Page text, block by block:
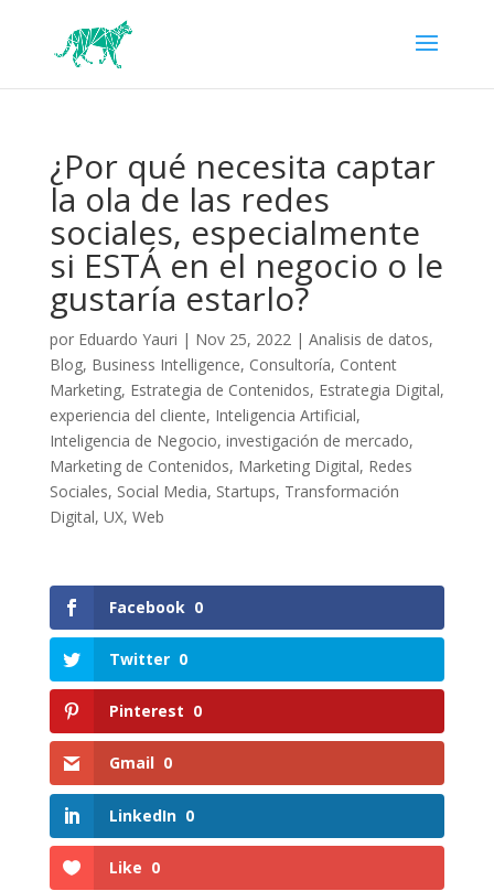
¿Por qué necesita captar
la ola de las redes
sociales, especialmente
si ESTÁ en el negocio o le
gustaría estarlo?
por Eduardo Yauri | Nov 25, 2022| Analisis de datos,
Blog, Business Intelligence, Consultoría, Content
Marketing, Estrategia de Contenidos, Estrategia Digital,
experiencia del cliente, Inteligencia Artificial,
Inteligencia de Negocio, investigación de mercado,
Marketing de Contenidos, Marketing Digital, Redes
Sociales, Social Media, Startups, Transformación
Digital, UX, Web
Facebook 0
Twitter 0
Pinterest 0
Gmail 0
LinkedIn 0
Like 0